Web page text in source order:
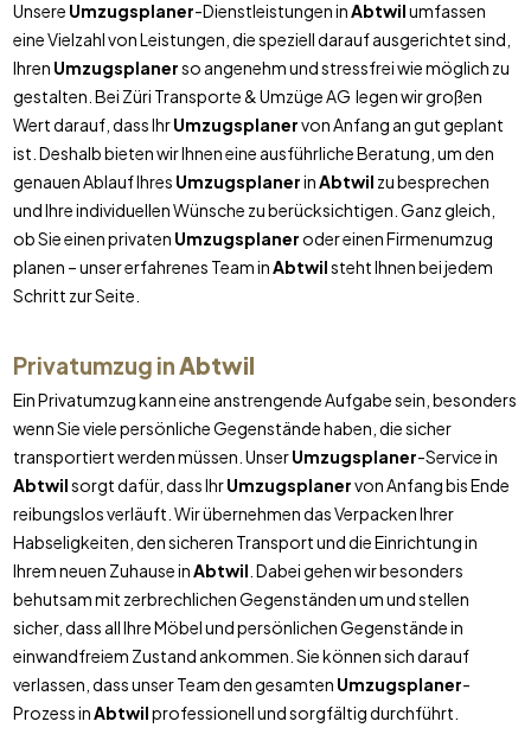
Unsere Umzugsplaner-Dienstleistungen inAbtwilumfassen
eine Vielzahl von Leistungen, die speziell darauf ausgerichtet sind,
Ihren Umzugsplanerso angenehm und stressfrei wie möglich zu
gestalten. Bei Züri Transporte & Umzüge AG legen wir großen
Wert darauf, dass IhrUmzugsplanervon Anfang an gut geplant
ist. Deshalb bieten wir Ihnen eine ausführliche Beratung, um den
genauen Ablauf Ihres UmzugsplanerinAbtwil zu besprechen
und Ihre individuellen Wünsche zu berücksichtigen. Ganz gleich,
ob Sie einen privaten Umzugsplaneroder einen Firmenumzug
planen – unser erfahrenes Team inAbtwilsteht Ihnen bei jedem
Schritt zur Seite.
Privatumzug inAbtwil
Ein Privatumzug kann eine anstrengende Aufgabe sein, besonders
wenn Sie viele persönliche Gegenstände haben, die sicher
transportiert werden müssen. UnserUmzugsplaner-Service in
Abtwilsorgt dafür, dass IhrUmzugsplanervon Anfang bis Ende
reibungslos verläuft. Wir übernehmen das Verpacken Ihrer
Habseligkeiten, den sicheren Transport und die Einrichtung in
Ihrem neuen Zuhause inAbtwil . Dabei gehen wir besonders
behutsam mit zerbrechlichen Gegenständen um und stellen
sicher, dass all Ihre Möbel und persönlichen Gegenstände in
einwandfreiem Zustand ankommen. Sie können sich darauf
verlassen, dass unser Team den gesamten Umzugsplaner-
Prozess inAbtwilprofessionell und sorgfältig durchführt.